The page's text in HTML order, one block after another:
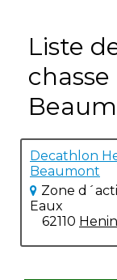
Liste
Decathlon
Beaumont
Zone
Eaux
62110